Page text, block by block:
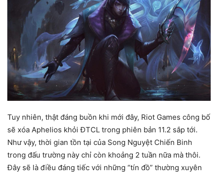
Tuy nhiên, thật đáng buồn khi mới đây, Riot Games công bố
sẽ xóa Aphelios khỏi ĐTCL trong phiên bản 11.2 sắp tới.
Như vậy, thời gian tồn tại của Song Nguyệt Chiến Binh
trong đấu trường này chỉ còn khoảng 2 tuần nữa mà thôi.
Đây sẽ là điều đáng tiếc với những “tín đồ” thường xuyên